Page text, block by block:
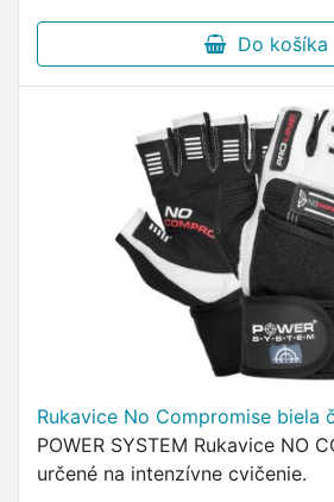
Do košíka
Rukavice No Compromise biela
POWER SYSTEM Rukavice NO
určené na intenzívne cvičenie.